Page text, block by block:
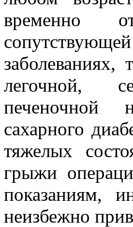
временно
легочной,
печеночной
сахарного
тяжелых
грыжи
показаниям,
неизбежно